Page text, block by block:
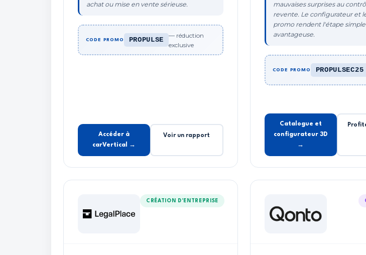
achat ou mise en vente sérieuse.
CODE PROMO PROPULSE
— réduction
exclusive
Accéder à
carVertical →
Voir un rapport
mauvaises surprises au
revente. Le configurateur et
promo rendent l'étape
avantageuse.
CODE PROMO PROPULSEC25
Catalogue et
configurateur 3D
→
CRÉATION D'ENTREPRISE